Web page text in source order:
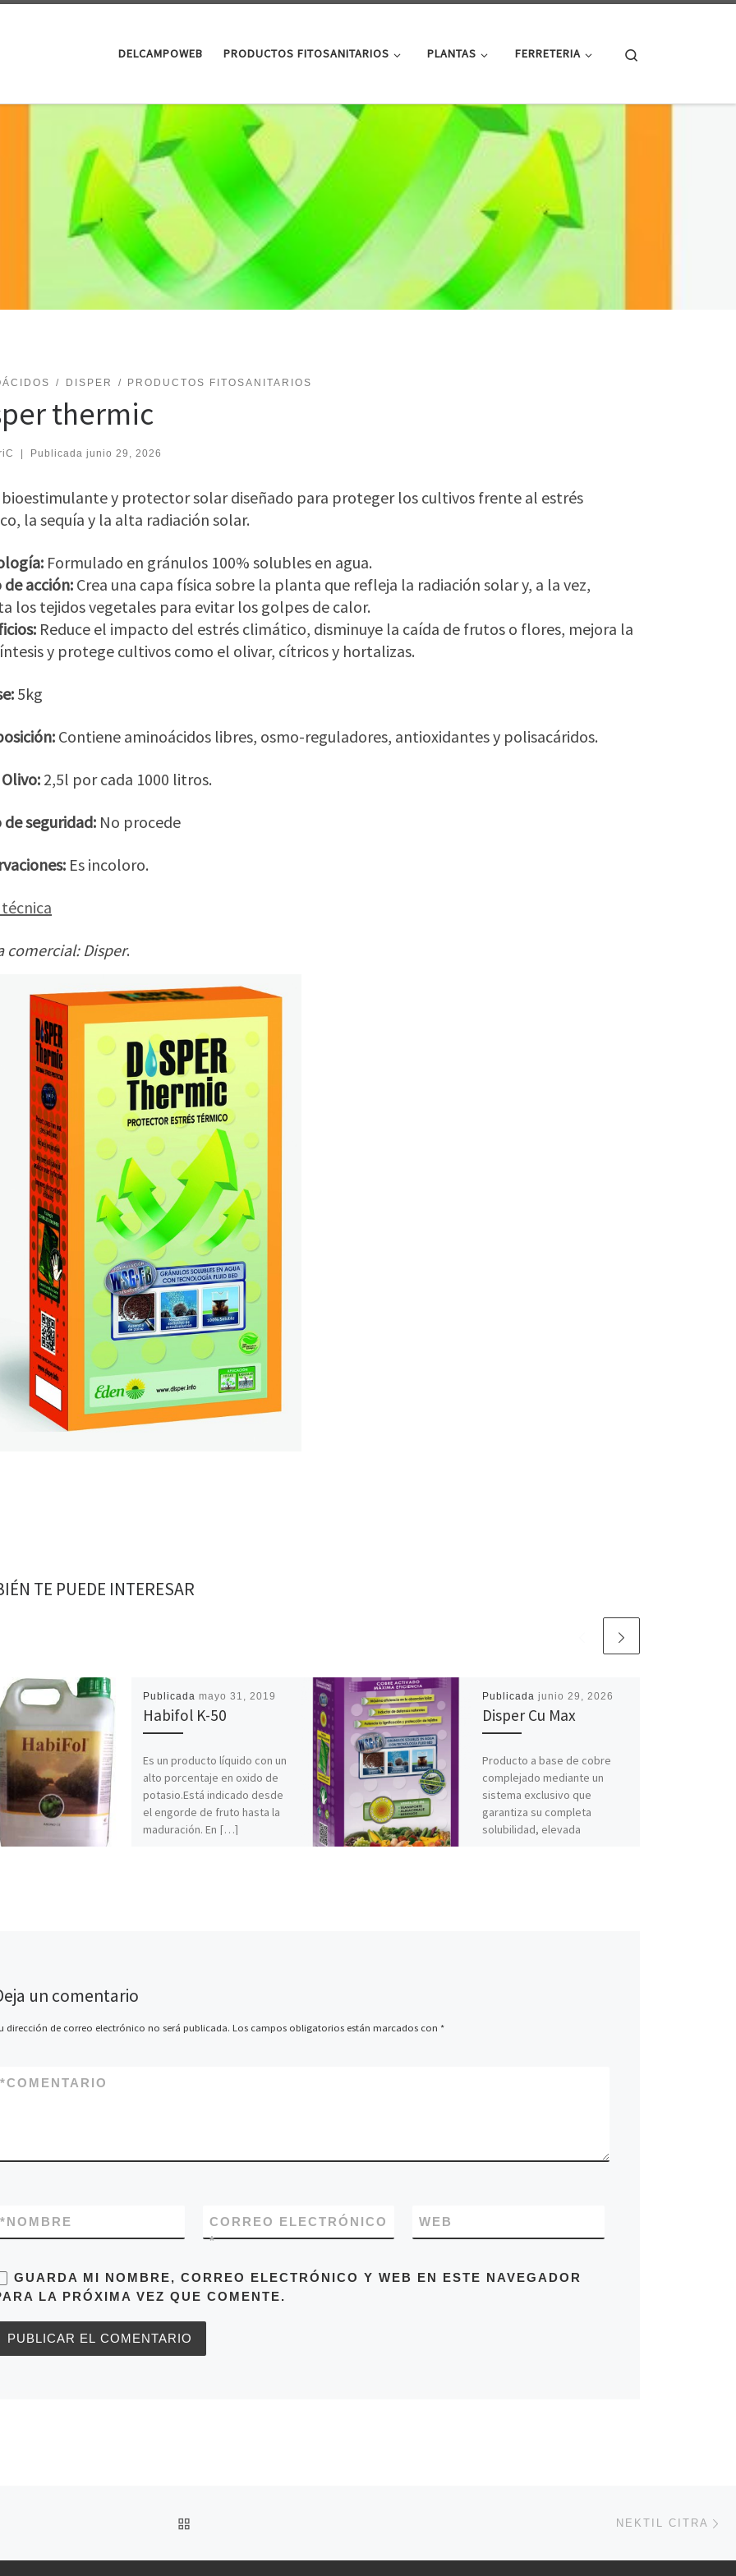
DELCAMPOWEB PRODUCTOS FITOSANITARIOS PLANTAS FERRETERIA
DISPER PRODUCTOS FITOSANITARIOS
thermic
Publicada junio 29, 2026
bioestimulante y protector solar diseñado para proteger los cultivos frente al estrés
la sequía y la alta radiación solar.
Formulado en gránulos 100% solubles en agua.
acción: Crea una capa física sobre la planta que refleja la radiación solar y, a la vez,
los tejidos vegetales para evitar los golpes de calor.
Reduce el impacto del estrés climático, disminuye la caída de frutos o flores, mejora la
y protege cultivos como el olivar, cítricos y hortalizas.
5kg
Contiene aminoácidos libres, osmo-reguladores, antioxidantes y polisacáridos.
2,5l por cada 1000 litros.
seguridad: No procede
Es incoloro.
comercial: Disper.
TE PUEDE INTERESAR
Publicadamayo 31, 2019
Habifol K-50
Es un producto líquido con un
alto porcentaje en oxido de
potasio.Está indicado desde
el engorde de fruto hasta la
maduración. En […]
Publicada junio 29, 2026
Disper Cu Max
Producto a base de cobre
complejado mediante un
sistema exclusivo que
garantiza su completa
solubilidad, elevada
un comentario
dirección de correo electrónico no será publicada. Los campos obligatorios están marcados con *
COMENTARIO
*
NOMBRE
*
CORREO ELECTRÓNICO
*
WEB
GUARDA MI NOMBRE, CORREO ELECTRÓNICO Y WEB EN ESTE NAVEGADOR
LA PRÓXIMA VEZ QUE COMENTE.
NEKTIL CITRA